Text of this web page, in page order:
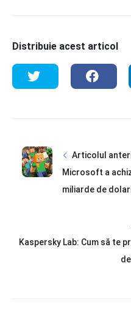
Distribuie acest articol
Articolul
Microsoft a
miliarde de
Kaspersky Lab: Cum să te